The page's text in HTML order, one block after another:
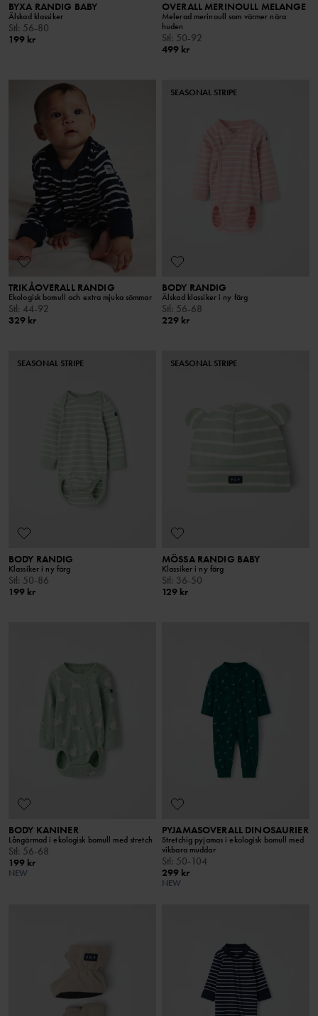
BYXA RANDIG BABY
Älskad klassiker
Stl: 56-80
199 kr
OVERALL MERINOULL MELANGE
Melerad merinoull som värmer nära
huden
Stl: 50-92
499 kr
TRIKÅOVERALL RANDIG
Ekologisk bomull och extra mjuka sömmar
Stl: 44-92
329 kr
SEASONAL STRIPE
BODY RANDIG
Älskad klassiker i ny färg
Stl: 56-68
229 kr
SEASONAL STRIPE
BODY RANDIG
Klassiker i ny färg
Stl: 50-86
199 kr
SEASONAL STRIPE
MÖSSA RANDIG BABY
Klassiker i ny färg
Stl: 36-50
129 kr
BODY KANINER
Långärmad i ekologisk bomull med stretch
Stl: 56-68
199 kr
NEW
PYJAMASOVERALL DINOSAURIER
Stretchig pyjamas i ekologisk bomull med
vikbara muddar
Stl: 50-104
299 kr
NEW